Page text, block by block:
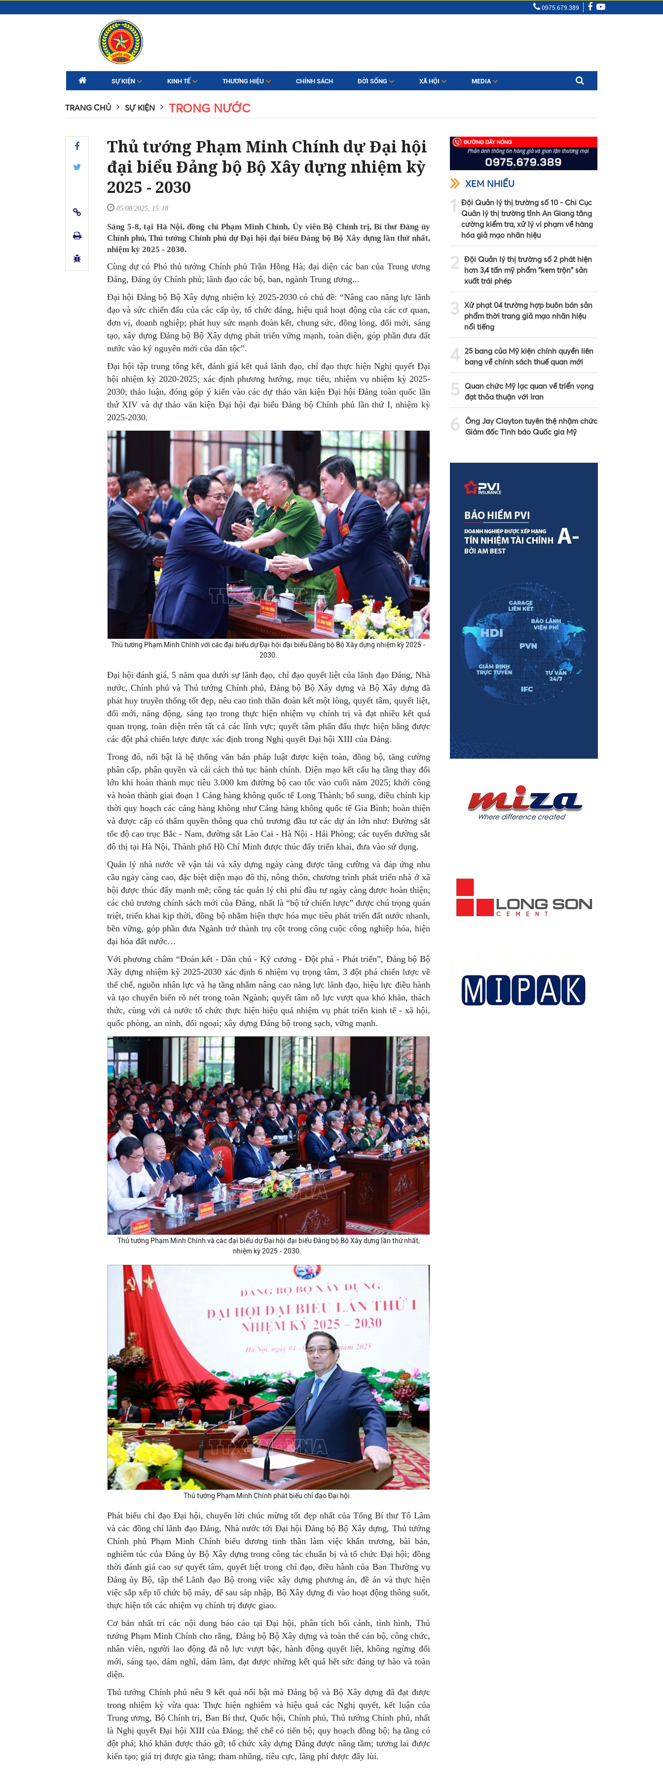
0975.679.389
SỰ KIỆN KINH TẾ THƯƠNG HIỆU CHÍNH SÁCH ĐỜI SỐNG XÃ HỘI MEDIA
TRANG CHỦ SỰ KIỆN TRONG NƯỚC
Thủ tướng Phạm Minh Chính dự Đại hội
đại biểu Đảng bộ Bộ Xây dựng nhiệm kỳ
2025 - 2030
05/08/2025, 15:18
Sáng 5-8, tại Hà Nội, đồng chí Phạm Minh Chính, Ủy viên Bộ Chính trị, Bí thư Đảng ủy
Chính phủ, Thủ tướng Chính phủ dự Đại hội đại biểu Đảng bộ Bộ Xây dựng lần thứ nhất,
nhiệm kỳ 2025 - 2030.
Cùng dự có Phó thủ tướng Chính phủ Trần Hồng Hà; đại diện các ban của Trung ương
Đảng, Đảng ủy Chính phủ; lãnh đạo các bộ, ban, ngành Trung ương...
Đại hội Đảng bộ Bộ Xây dựng nhiệm kỳ 2025-2030 có chủ đề: “Nâng cao năng lực lãnh
đạo và sức chiến đấu của các cấp ủy, tổ chức đảng, hiệu quả hoạt động của các cơ quan,
đơn vị, doanh nghiệp; phát huy sức mạnh đoàn kết, chung sức, đồng lòng, đổi mới, sáng
tạo, xây dựng Đảng bộ Bộ Xây dựng phát triển vững mạnh, toàn diện, góp phần đưa đất
nước vào kỷ nguyên mới của dân tộc”.
Đại hội tập trung tổng kết, đánh giá kết quả lãnh đạo, chỉ đạo thực hiện Nghị quyết Đại
hội nhiệm kỳ 2020-2025; xác định phương hướng, mục tiêu, nhiệm vụ nhiệm kỳ 2025-
2030; thảo luận, đóng góp ý kiến vào các dự thảo văn kiện Đại hội Đảng toàn quốc lần
thứ XIV và dự thảo văn kiện Đại hội đại biểu Đảng bộ Chính phủ lần thứ I, nhiệm kỳ
2025-2030.
Thủ tướng Phạm Minh Chính với các đại biểu dự Đại hội đại biểu Đảng bộ Bộ Xây dựng nhiệm kỳ 2025 -
2030.
Đại hội đánh giá, 5 năm qua dưới sự lãnh đạo, chỉ đạo quyết liệt của lãnh đạo Đảng, Nhà
nước, Chính phủ và Thủ tướng Chính phủ, Đảng bộ Bộ Xây dựng và Bộ Xây dựng đã
phát huy truyền thống tốt đẹp, nêu cao tinh thần đoàn kết một lòng, quyết tâm, quyết liệt,
đổi mới, năng động, sáng tạo trong thực hiện nhiệm vụ chính trị và đạt nhiều kết quả
quan trọng, toàn diện trên tất cả các lĩnh vực; quyết tâm phấn đấu thực hiện bằng được
các đột phá chiến lược được xác định trong Nghị quyết Đại hội XIII của Đảng.
Trong đó, nổi bật là hệ thống văn bản pháp luật được kiện toàn, đồng bộ, tăng cường
phân cấp, phân quyền và cải cách thủ tục hành chính. Diện mạo kết cấu hạ tầng thay đổi
lớn khi hoàn thành mục tiêu 3.000 km đường bộ cao tốc vào cuối năm 2025; khởi công
và hoàn thành giai đoạn 1 Cảng hàng không quốc tế Long Thành; bổ sung, điều chỉnh kịp
thời quy hoạch các cảng hàng không như Cảng hàng không quốc tế Gia Bình; hoàn thiện
và được cấp có thẩm quyền thông qua chủ trương đầu tư các dự án lớn như: Đường sắt
tốc độ cao trục Bắc - Nam, đường sắt Lào Cai - Hà Nội - Hải Phòng; các tuyến đường sắt
đô thị tại Hà Nội, Thành phố Hồ Chí Minh được thúc đẩy triển khai, đưa vào sử dụng.
Quản lý nhà nước về vận tải và xây dựng ngày càng được tăng cường và đáp ứng nhu
cầu ngày càng cao, đặc biệt diện mạo đô thị, nông thôn, chương trình phát triển nhà ở xã
hội được thúc đẩy mạnh mẽ; công tác quản lý chi phí đầu tư ngày càng được hoàn thiện;
các chủ trương chính sách mới của Đảng, nhất là “bộ tứ chiến lược” được chú trọng quán
triệt, triển khai kịp thời, đồng bộ nhằm hiện thực hóa mục tiêu phát triển đất nước nhanh,
bền vững, góp phần đưa Ngành trở thành trụ cột trong công cuộc công nghiệp hóa, hiện
đại hóa đất nước…
Với phương châm “Đoàn kết - Dân chủ - Kỷ cương - Đột phá - Phát triển”, Đảng bộ Bộ
Xây dựng nhiệm kỳ 2025-2030 xác định 6 nhiệm vụ trọng tâm, 3 đột phá chiến lược về
thể chế, nguồn nhân lực và hạ tầng nhằm nâng cao năng lực lãnh đạo, hiệu lực điều hành
và tạo chuyển biến rõ nét trong toàn Ngành; quyết tâm nỗ lực vượt qua khó khăn, thách
thức, cùng với cả nước tổ chức thực hiện hiệu quả nhiệm vụ phát triển kinh tế - xã hội,
quốc phòng, an ninh, đối ngoại; xây dựng Đảng bộ trong sạch, vững mạnh.
Thủ tướng Phạm Minh Chính và các đại biểu dự Đại hội đại biểu Đảng bộ Bộ Xây dựng lần thứ nhất,
nhiệm kỳ 2025 - 2030.
Thủ tướng Phạm Minh Chính phát biểu chỉ đạo Đại hội.
Phát biểu chỉ đạo Đại hội, chuyển lời chúc mừng tốt đẹp nhất của Tổng Bí thư Tô Lâm
và các đồng chí lãnh đạo Đảng, Nhà nước tới Đại hội Đảng bộ Bộ Xây dựng, Thủ tướng
Chính phủ Phạm Minh Chính biểu dương tinh thần làm việc khẩn trương, bài bản,
nghiêm túc của Đảng ủy Bộ Xây dựng trong công tác chuẩn bị và tổ chức Đại hội; đồng
thời đánh giá cao sự quyết tâm, quyết liệt trong chỉ đạo, điều hành của Ban Thường vụ
Đảng ủy Bộ, tập thể Lãnh đạo Bộ trong việc xây dựng phương án, đề án và thực hiện
việc sắp xếp tổ chức bộ máy, để sau sáp nhập, Bộ Xây dựng đi vào hoạt động thông suốt,
thực hiện tốt các nhiệm vụ chính trị được giao.
Cơ bản nhất trí các nội dung báo cáo tại Đại hội, phân tích bối cảnh, tình hình, Thủ
tướng Phạm Minh Chính cho rằng, Đảng bộ Bộ Xây dựng và toàn thể cán bộ, công chức,
nhân viên, người lao động đã nỗ lực vượt bậc, hành động quyết liệt, không ngừng đổi
mới, sáng tạo, dám nghĩ, dám làm, đạt được những kết quả hết sức đáng tự hào và toàn
diện.
Thủ tướng Chính phủ nêu 9 kết quả nổi bật mà Đảng bộ và Bộ Xây dựng đã đạt được
trong nhiệm kỳ vừa qua: Thực hiện nghiêm và hiệu quả các Nghị quyết, kết luận của
Trung ương, Bộ Chính trị, Ban Bí thư, Quốc hội, Chính phủ, Thủ tướng Chính phủ, nhất
là Nghị quyết Đại hội XIII của Đảng; thể chế có tiến bộ; quy hoạch đồng bộ; hạ tầng có
đột phá; khó khăn được tháo gỡ; tổ chức xây dựng Đảng được nâng tầm; tương lai được
kiến tạo; giá trị được gia tăng; tham nhũng, tiêu cực, lãng phí được đẩy lùi.
XEM NHIỀU
1
Đội Quản lý thị trường số 10 - Chi Cục
Quản lý thị trường tỉnh An Giang tăng
cường kiểm tra, xử lý vi phạm về hàng
hóa giả mạo nhãn hiệu
2 Đội Quản lý thị trường số 2 phát hiện
hơn 3,4 tấn mỹ phẩm "kem trộn" sản
xuất trái phép
3 Xử phạt 04 trường hợp buôn bán sản
phẩm thời trang giả mạo nhãn hiệu
nổi tiếng
4 25 bang của Mỹ kiện chính quyền liên
bang về chính sách thuế quan mới
5
Quan chức Mỹ lạc quan về triển vọng
đạt thỏa thuận với Iran
6
Ông Jay Clayton tuyên thệ nhậm chức
Giám đốc Tình báo Quốc gia Mỹ